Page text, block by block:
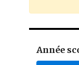
Année